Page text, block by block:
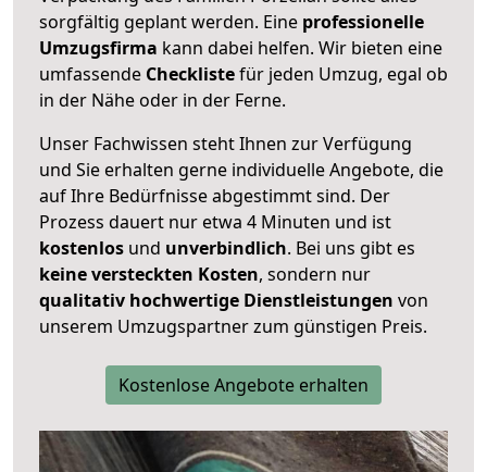
sorgfältig geplant werden. Eine professionelle
Umzugsfirma kann dabei helfen. Wir bieten eine
umfassende Checklistefür jeden Umzug, egal ob
in der Nähe oder in der Ferne.
Unser Fachwissen steht Ihnen zur Verfügung
und Sie erhalten gerne individuelle Angebote, die
auf Ihre Bedürfnisse abgestimmt sind. Der
Prozess dauert nur etwa 4 Minuten und ist
kostenlos und unverbindlich. Bei uns gibt es
keine versteckten Kosten, sondern nur
qualitativ hochwertige Dienstleistungen von
unserem Umzugspartner zum günstigen Preis.
Kostenlose Angebote erhalten